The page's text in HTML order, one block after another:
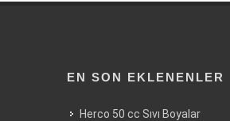
EN SON EKLENENLER
Herco 50 cc Sıvı Boyalar